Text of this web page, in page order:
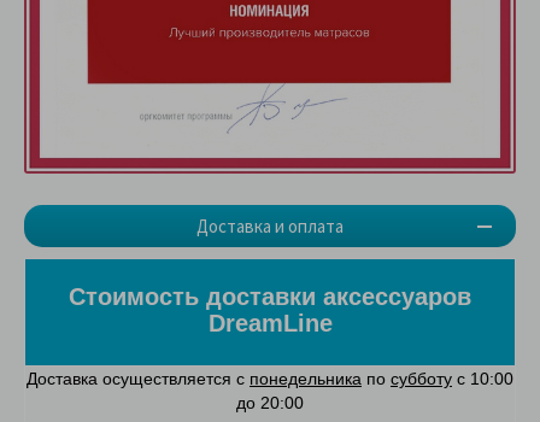
Доставка и оплата
Стоимость доставки аксессуаров
DreamLine
Доставка осуществляется с понедельника по субботу с 10:00
до 20:00